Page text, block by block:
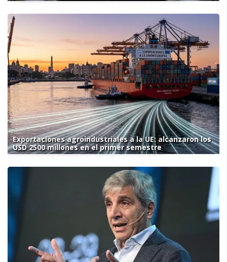
Exportaciones agroindustriales a la UE: alcanzaron los
USD 2500 millones en el primer semestre